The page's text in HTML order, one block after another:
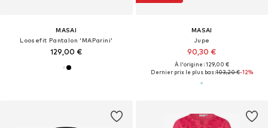
MASAI
Loosefit Pantalon 'MAParini'
129,00 €
MASAI
Jupe
90,30 €
À l'origine : 129,00 €
Dernier prix le plus bas :103,20 €-12%